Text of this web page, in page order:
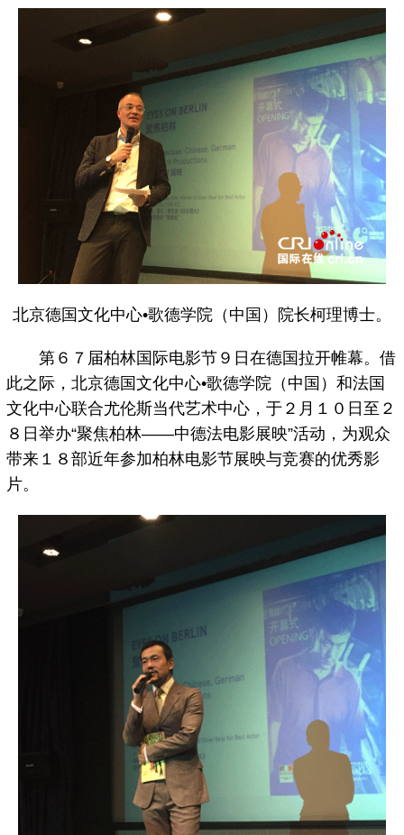
北京德国文化中心•歌德学院（中国）院长柯理博士。
第６７届柏林国际电影节９日在德国拉开帷幕。借
此之际，北京德国文化中心•歌德学院（中国）和法国
文化中心联合尤伦斯当代艺术中心，于２月１０日至２
８日举办“聚焦柏林——中德法电影展映”活动，为观众
带来１８部近年参加柏林电影节展映与竞赛的优秀影
片。